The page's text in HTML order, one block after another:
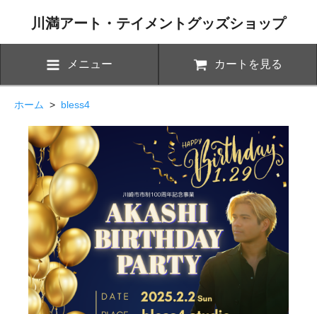
川満アート・テイメントグッズショップ
メニュー カートを見る
ホーム > bless4